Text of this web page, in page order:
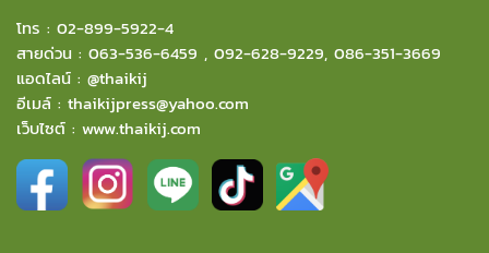
โทร : 02-899-5922-4
สายด่วน : 063-536-6459 , 092-628-9229, 086-351-3669
แอดไลน์ : @thaikij
อีเมล์ : thaikijpress@yahoo.com
เว็บไซต์ : www.thaikij.com